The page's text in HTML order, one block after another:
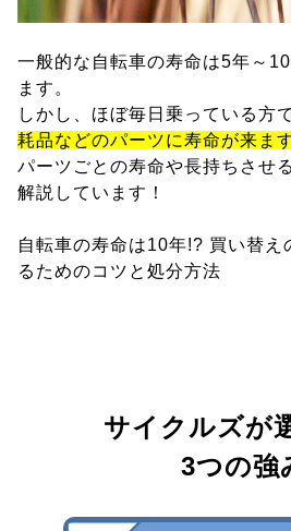
一般的な自転車の寿命は5年～
ます。
しかし、ほぼ毎日乗っている方
耗品などのパーツに寿命が来ます
パーツごとの寿命や長持ちさせ
解説しています！
自転車の寿命は10年!? 買い替え
るためのコツと処分方法
サイクルズが
3つの強